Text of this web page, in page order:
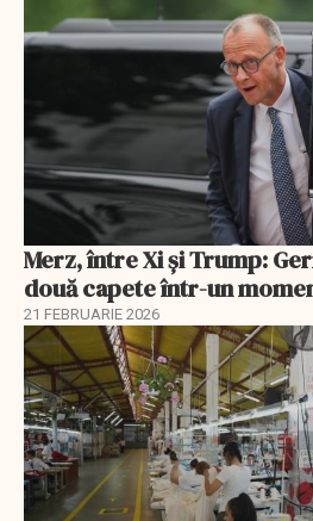
Merz, între Xi și Trump:
două capete într-un
21 FEBRUARIE 2026